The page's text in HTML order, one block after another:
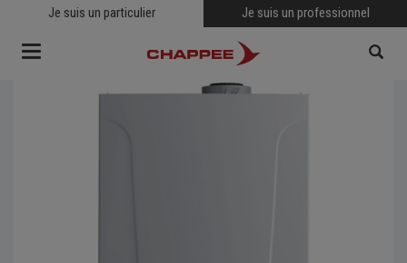
Je suis un particulier Je suis un professionnel
Toggle